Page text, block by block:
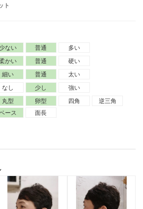
ト
少ない 普通
多い
かい 普通
硬い
細い 普通
太い
なし 少し
強い
丸型 卵型 四角
逆三角
ース
面長